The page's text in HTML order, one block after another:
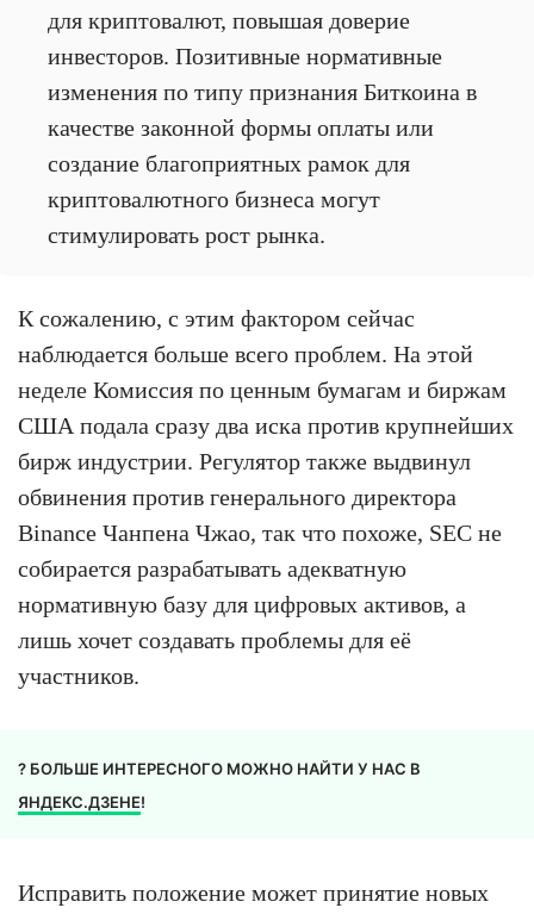
для криптовалют, повышая доверие
инвесторов. Позитивные нормативные
изменения по типу признания Биткоина в
качестве законной формы оплаты или
создание благоприятных рамок для
криптовалютного бизнеса могут
стимулировать рост рынка.
К сожалению, с этим фактором сейчас
наблюдается больше всего проблем. На этой
неделе Комиссия по ценным бумагам и биржам
США подала сразу два иска против крупнейших
бирж индустрии. Регулятор также выдвинул
обвинения против генерального директора
Binance Чанпена Чжао, так что похоже, SEC не
собирается разрабатывать адекватную
нормативную базу для цифровых активов, а
лишь хочет создавать проблемы для её
участников.
? БОЛЬШЕ ИНТЕРЕСНОГО МОЖНО НАЙТИ У НАС В
ЯНДЕКС.ДЗЕНЕ!
Исправить положение может принятие новых